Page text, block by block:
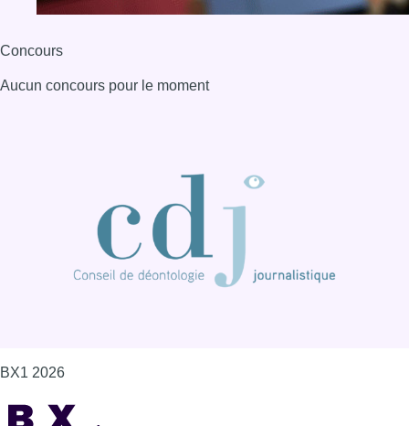
Concours
Aucun concours pour le moment
BX1 2026